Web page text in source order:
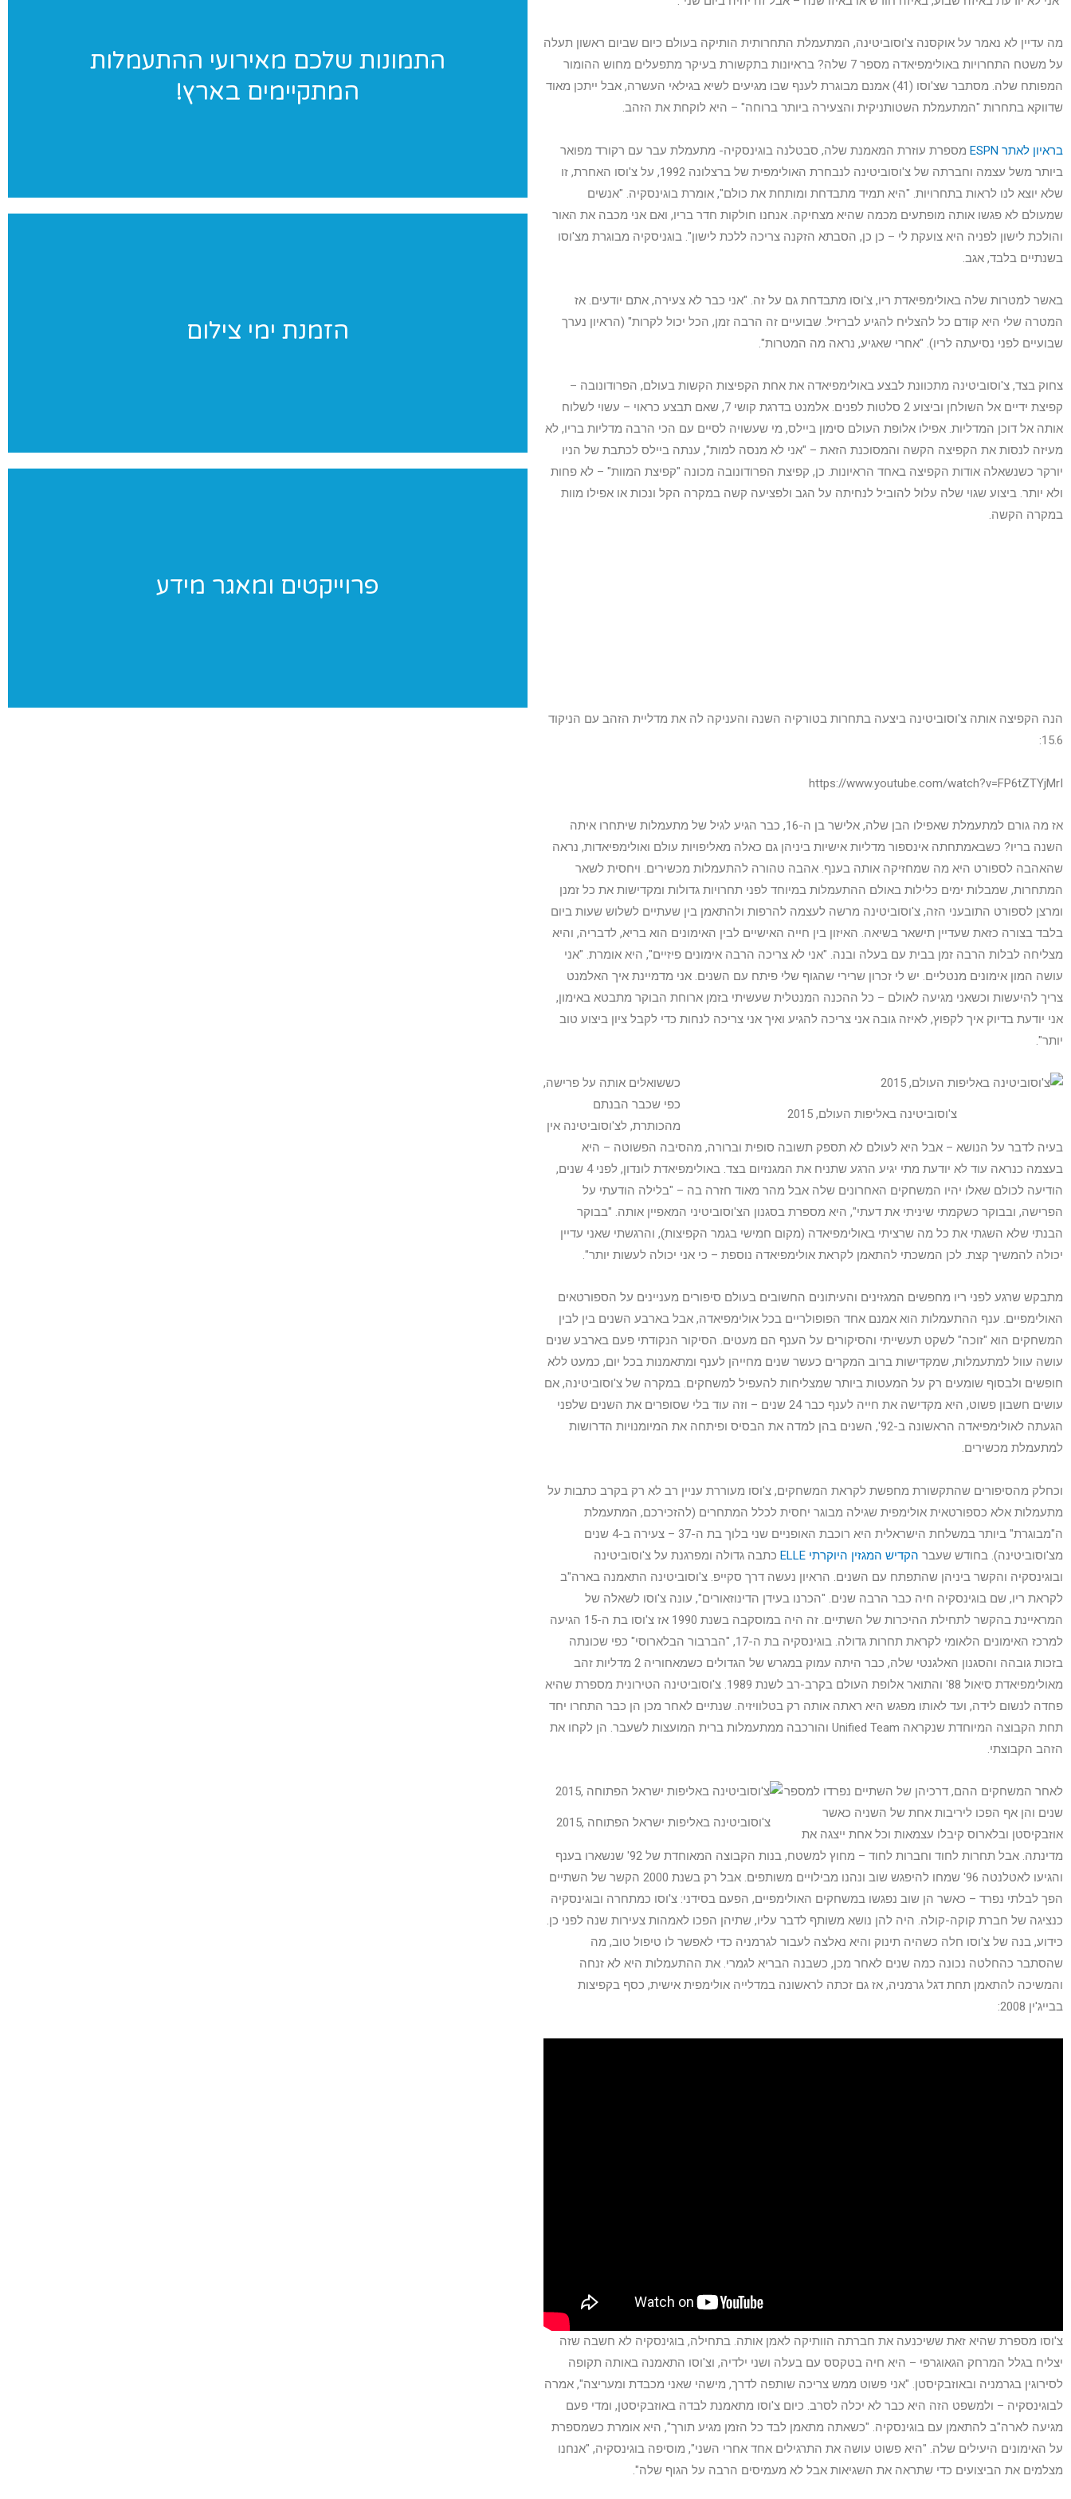
מה עדיין לא נאמר על אוקסנה צ'וסוביטינה, המתעמלת התחרותית הותיקה בעולם כיום שביום ראשון תעלה
על משטח התחרויות באולימפיאדה מספר 7 שלה?
בראיונות בתקשורת בעיקר מתפעלים מחוש ההומור
המפותח שלה. מסתבר שצ'וסו (41) אמנם מבוגרת לענף שבו מגיעים לשיא בגילאי העשרה, אבל ייתכן מאוד
שדווקא בתחרות "המתעמלת השטותניקית והצעירה ביותר ברוחה" – היא לוקחת את הזהב.
בראיון לאתר ESPN
מספרת עוזרת המאמנת שלה, סבטלנה בוגינסקיה- מתעמלת עבר עם רקורד מפואר
ביותר משל עצמה וחברתה של צ'וסוביטינה לנבחרת האולימפית של ברצלונה 1992, על צ'וסו האחרת, זו
שלא יוצא לנו לראות בתחרויות. "היא תמיד מתבדחת ומותחת את כולם", אומרת בוגינסקיה. "אנשים
שמעולם לא פגשו אותה מופתעים מכמה שהיא מצחיקה. אנחנו חולקות חדר בריו, ואם אני מכבה את האור
והולכת לישון לפניה היא צועקת לי – כן כן, הסבתא הזקנה צריכה ללכת לישון". בוגניסקיה מבוגרת מצ'וסו
בשנתיים בלבד, אגב.
באשר למטרות שלה באולימפיאדת ריו, צ'וסו מתבדחת גם על זה. "אני כבר לא צעירה, אתם יודעים. אז
המטרה שלי היא קודם כל להצליח להגיע לברזיל. שבועיים זה הרבה זמן, הכל יכול לקרות" (הראיון נערך
שבועיים לפני נסיעתה לריו). "אחרי שאגיע, נראה מה המטרות".
צחוק בצד, צ'וסוביטינה מתכוונת לבצע באולימפיאדה את אחת הקפיצות הקשות בעולם, הפרודונובה –
קפיצת ידיים אל השולחן וביצוע 2 סלטות לפנים. אלמנט בדרגת קושי 7, שאם תבצע כראוי – עשוי לשלוח
אותה אל דוכן המדליות. אפילו אלופת העולם סימון ביילס, מי שעשויה לסיים עם הכי הרבה מדליות בריו, לא
מעיזה לנסות את הקפיצה הקשה והמסוכנת הזאת – "אני לא מנסה למות", ענתה ביילס לכתבת של הניו
יורקר כשנשאלה אודות הקפיצה באחד הראיונות. כן, קפיצת הפרודונובה מכונה "קפיצת המוות" – לא פחות
ולא יותר. ביצוע שגוי שלה עלול להוביל לנחיתה על הגב ולפציעה קשה במקרה הקל ונכות או אפילו מוות
במקרה הקשה.
הנה הקפיצה אותה צ'וסוביטינה ביצעה בתחרות בטורקיה השנה והעניקה לה את מדליית הזהב עם הניקוד
15.6:
https://www.youtube.com/watch?v=FP6tZTYjMrI
אז מה גורם למתעמלת שאפילו הבן שלה, אלישר בן ה-16, כבר הגיע לגיל של מתעמלות שיתחרו איתה
השנה בריו? כשבאמתחתה אינספור מדליות אישיות ביניהן גם כאלה מאליפויות עולם ואולימפיאדות, נראה
שהאהבה לספורט היא מה שמחזיקה אותה בענף. אהבה טהורה להתעמלות מכשירים. ויחסית לשאר
המתחרות, שמבלות ימים כלילות באולם ההתעמלות במיוחד לפני תחרויות גדולות ומקדישות את כל זמנן
ומרצן לספורט התובעני הזה, צ'וסוביטינה מרשה לעצמה להרפות ולהתאמן בין שעתיים לשלוש שעות ביום
בלבד בצורה כזאת שעדיין תישאר בשיאה. האיזון בין חייה האישיים לבין האימונים הוא בריא, לדבריה, והיא
מצליחה לבלות הרבה זמן בבית עם בעלה ובנה. "אני לא צריכה הרבה אימונים פיזיים", היא אומרת. "אני
עושה המון אימונים מנטליים. יש לי זכרון שרירי שהגוף שלי פיתח עם השנים. אני מדמיינת איך האלמנט
צריך להיעשות וכשאני מגיעה לאולם – כל ההכנה המנטלית שעשיתי בזמן ארוחת הבוקר מתבטא באימון,
אני יודעת בדיוק איך לקפוץ, לאיזה גובה אני צריכה להגיע ואיך אני צריכה לנחות כדי לקבל ציון ביצוע טוב
יותר".
צ'וסוביטינה באליפות העולם, 2015
כששואלים אותה על פרישה,
כפי שכבר הבנתם
מהכותרת, לצ'וסוביטינה אין
בעיה לדבר על הנושא – אבל היא לעולם לא תספק תשובה סופית וברורה, מהסיבה הפשוטה – היא
בעצמה כנראה עוד לא יודעת מתי יגיע הרגע שתניח את המגנזיום בצד. באולימפיאדת לונדון, לפני 4 שנים,
הודיעה לכולם שאלו יהיו המשחקים האחרונים שלה אבל מהר מאוד חזרה בה – "בלילה הודעתי על
הפרישה, ובבוקר כשקמתי שיניתי את דעתי", היא מספרת בסגנון הצ'וסוביטיני המאפיין אותה. "בבוקר
הבנתי שלא השגתי את כל מה שרציתי באולימפיאדה (מקום חמישי בגמר הקפיצות), והרגשתי שאני עדיין
יכולה להמשיך קצת. לכן המשכתי להתאמן לקראת אולימפיאדה נוספת – כי אני יכולה לעשות יותר".
מתבקש שרגע לפני ריו מחפשים המגזינים והעיתונים החשובים בעולם סיפורים מעניינים על הספורטאים
האולימפיים. ענף ההתעמלות הוא אמנם אחד הפופולריים בכל אולימפיאדה, אבל בארבע השנים בין לבין
המשחקים הוא "זוכה" לשקט תעשייתי והסיקורים על הענף הם מעטים. הסיקור הנקודתי פעם בארבע שנים
עושה עוול למתעמלות, שמקדישות ברוב המקרים כעשר שנים מחייהן לענף ומתאמנות בכל יום, כמעט ללא
חופשים ולבסוף שומעים רק על המעטות ביותר שמצליחות להעפיל למשחקים. במקרה של צ'וסוביטינה, אם
עושים חשבון פשוט, היא מקדישה את חייה לענף כבר 24 שנים – וזה עוד בלי שסופרים את השנים שלפני
הגעתה לאולימפיאדה הראשונה ב-92', השנים בהן למדה את הבסיס ופיתחה את המיומנויות הדרושות
למתעמלת מכשירים.
וכחלק מהסיפורים שהתקשורת מחפשת לקראת המשחקים, צ'וסו מעוררת עניין רב לא רק בקרב כתבות על
מתעמלות אלא כספורטאית אולימפית שגילה מבוגר יחסית לכלל המתחרים (להזכירכם, המתעמלת
ה"מבוגרת" ביותר במשלחת הישראלית היא רוכבת האופניים שני בלוך בת ה-37 – צעירה ב-4 שנים
מצ'וסוביטינה). בחודש שעבר הקדיש המגזין היוקרתי ELLE
כתבה גדולה ומפרגנת על צ'וסוביטינה
ובוגינסקיה והקשר ביניהן שהתפתח עם השנים. הראיון נעשה דרך סקייפ. צ'וסוביטינה התאמנה בארה"ב
לקראת ריו, שם בוגינסקיה חיה כבר הרבה שנים. "הכרנו בעידן הדינוזאורים", עונה צ'וסו לשאלה של
המראיינת בהקשר לתחילת ההיכרות של השתיים. זה היה במוסקבה בשנת 1990 אז צ'וסו בת ה-15 הגיעה
למרכז האימונים הלאומי לקראת תחרות גדולה. בוגינסקיה בת ה-17, "הברבור הבלארוסי" כפי שכונתה
בזכות גובהה והסגנון האלגנטי שלה, כבר היתה עמוק במגרש של הגדולים כשמאחוריה 2 מדליות זהב
מאולימפיאדת סיאול 88' והתואר אלופת העולם בקרב-רב לשנת 1989. צ'וסוביטינה הטירונית מספרת שהיא
פחדה לנשום לידה, ועד לאותו מפגש היא ראתה אותה רק בטלוויזיה. שנתיים לאחר מכן הן כבר התחרו יחד
תחת הקבוצה המיוחדת שנקראה Unified Team והורכבה ממתעמלות ברית המועצות לשעבר. הן לקחו את
הזהב הקבוצתי.
צ'וסוביטינה באליפות ישראל הפתוחה ,2015
לאחר המשחקים ההם, דרכיהן של השתיים נפרדו למספר
שנים והן אף הפכו ליריבות אחת של השניה כאשר
אוזבקיסטן ובלארוס קיבלו עצמאות וכל אחת ייצגה את
מדינתה. אבל תחרות לחוד וחברות לחוד – מחוץ למשטח, בנות הקבוצה המאוחדת של 92' שנשארו בענף
והגיעו לאטלנטה 96' שמחו להיפגש שוב ונהנו מבילויים משותפים. אבל רק בשנת 2000 הקשר של השתיים
הפך לבלתי נפרד – כאשר הן שוב נפגשו במשחקים האולימפיים, הפעם בסידני: צ'וסו כמתחרה ובוגינסקיה
כנציגה של חברת קוקה-קולה. היה להן נושא משותף לדבר עליו, שתיהן הפכו לאמהות צעירות שנה לפני כן.
כידוע, בנה של צ'וסו חלה כשהיה תינוק והיא נאלצה לעבור לגרמניה כדי לאפשר לו טיפול טוב, מה
שהסתבר כהחלטה נכונה כמה שנים לאחר מכן, כשבנה הבריא לגמרי. את ההתעמלות היא לא זנחה
והמשיכה להתאמן תחת דגל גרמניה, אז גם זכתה לראשונה במדלייה אולימפית אישית, כסף בקפיצות
בבייג'ין 2008:
צ'וסו מספרת שהיא זאת ששיכנעה את חברתה הוותיקה לאמן אותה. בתחילה, בוגינסקיה לא חשבה שזה
יצליח בגלל המרחק הגאוגרפי – היא חיה בטקסס עם בעלה ושני ילדיה, וצ'וסו התאמנה באותה תקופה
לסירוגין בגרמניה ובאוזבקיסטן. "אני פשוט ממש צריכה שותפה לדרך, מישהי שאני מכבדת ומעריצה", אמרה
לבוגינסקיה – ולמשפט הזה היא כבר לא יכלה לסרב. כיום צ'וסו מתאמנת לבדה באוזבקיסטן, ומדי פעם
מגיעה לארה"ב להתאמן עם בוגינסקיה. "כשאתה מתאמן לבד כל הזמן מגיע תורך", היא אומרת כשמספרת
על האימונים היעילים שלה. "היא פשוט עושה את התרגילים אחד אחרי השני", מוסיפה בוגינסקיה, "אנחנו
מצלמים את הביצועים כדי שתראה את השגיאות אבל לא מעמיסים הרבה על הגוף שלה".
התמונות שלכם מאירועי ההתעמלות
המתקיימים בארץ!
ג׳ימאניה בתמונות
אנחנו מגיעים לצלם במגוון אירועי התעמלות בארץ. לחצו לאתר הגלריות שלנו
הזמנת ימי צילום
יש לכם תחרות? הופעה? מעוניינים בצילומי סטודיו לנבחרת שלכם? אנחנו נבוא אליכם ליום
פרוייקטים ומאגר מידע
פרוייקטים מיוחדים שאנו מבצעים ומאגר מידע בנושאי התעמלות